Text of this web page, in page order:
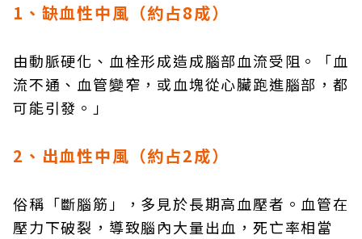
1、缺血性中風（約占8成）
由動脈硬化、血栓形成造成腦部血流受阻。「血
流不通、血管變窄，或血塊從心臟跑進腦部，都
可能引發。」
2、出血性中風（約占2成）
俗稱「斷腦筋」，多見於長期高血壓者。血管在
壓力下破裂，導致腦內大量出血，死亡率相當